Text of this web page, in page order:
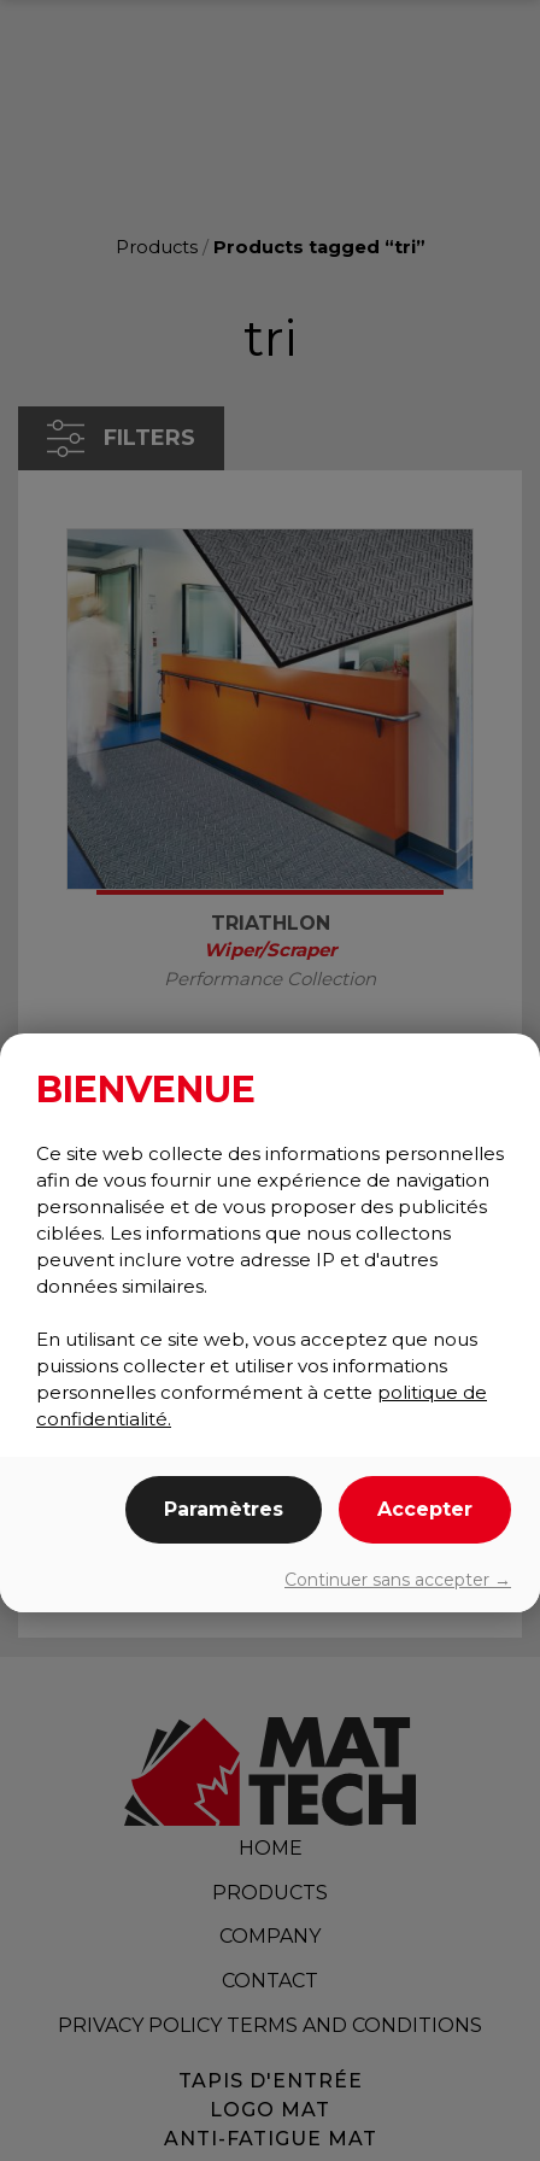
Products/ Products tagged “tri”
tri
FILTERS
TRIATHLON
Wiper/Scraper
Performance Collection
TRIATHLON P.I.S.
Permanent installation
/
Wiper/Scraper
Performance Collection
HOME
PRODUCTS
COMPANY
CONTACT
PRIVACY POLICY TERMS AND CONDITIONS
TAPIS D'ENTRÉE
LOGO MAT
ANTI-FATIGUE MAT
BIENVENUE
Ce site web collecte des informations personnelles
afin de vous fournir une expérience de navigation
personnalisée et de vous proposer des publicités
ciblées. Les informations que nous collectons
peuvent inclure votre adresse IP et d'autres
données similaires.
En utilisant ce site web, vous acceptez que nous
puissions collecter et utiliser vos informations
personnelles conformément à cette politique de
confidentialité.
Paramètres Accepter
Continuer sans accepter →